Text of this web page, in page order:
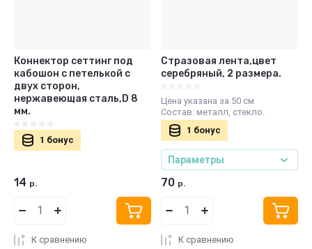
Коннектор сеттинг под
кабошон c петелькой с
двух сторон,
нержавеющая сталь,D 8
мм.
1 бонус
14 р.
К сравнению
Стразовая лента,цвет
серебряный, 2 размера.
Цена указана за 50 см
Состав: металл, стекло.
1 бонус
Параметры
70 р.
К сравнению